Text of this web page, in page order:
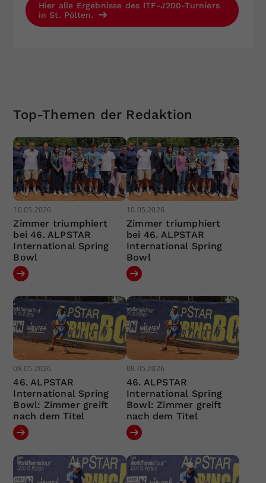
Hier alle Ergebnisse des ITF-J200-Turniers
in St. Pölten.
Top-Themen der Redaktion
10.05.2026
Zimmer triumphiert
bei 46. ALPSTAR
International Spring
Bowl
10.05.2026
Zimmer triumphiert
bei 46. ALPSTAR
International Spring
Bowl
08.05.2026
46. ALPSTAR
International Spring
Bowl: Zimmer greift
nach dem Titel
08.05.2026
46. ALPSTAR
International Spring
Bowl: Zimmer greift
nach dem Titel